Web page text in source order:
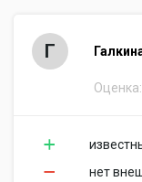
Г
Оценка:
нет